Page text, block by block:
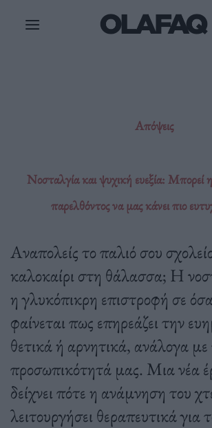
Απόψεις
Νοσταλγία και ψυχική ευεξία: Μπορεί
παρελθόντος να μας κάνει πιο
Αναπολείς το παλιό σου
καλοκαίρι στη θάλασσα; Η
η γλυκόπικρη επιστροφή σε
φαίνεται πως επηρεάζει την
θετικά ή αρνητικά, ανάλογα
προσωπικότητά μας. Μια νέα
δείχνει πότε η ανάμνηση του
λειτουργήσει θεραπευτικά για